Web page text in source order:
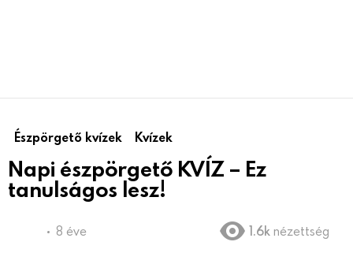
Észpörgető kvízek Kvízek
Napi észpörgető KVÍZ – Ez
tanulságos lesz!
8 éve 1.6k nézettség